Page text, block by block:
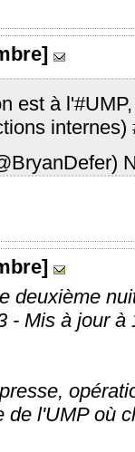
est à l'#UMP
internes)
deuxième
- Mis à jour à
de l'UMP où